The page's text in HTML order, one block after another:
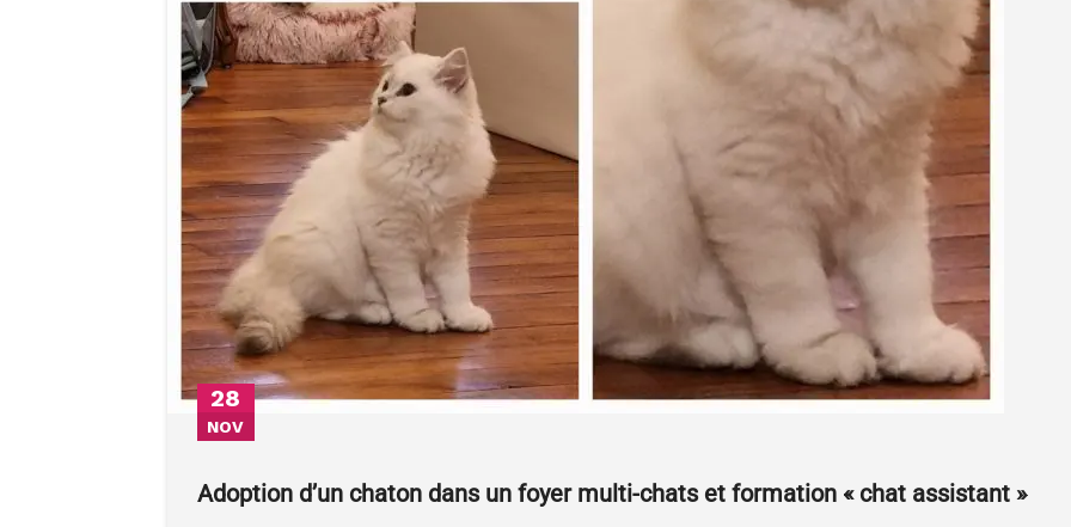
28
NOV
Adoption d’un chaton dans un foyer multi-chats et formation « chat assistant »